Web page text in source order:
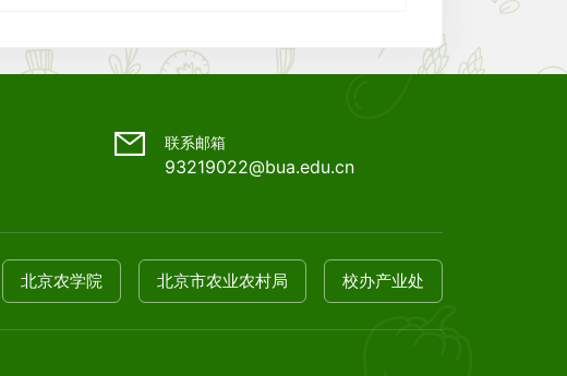
联系邮箱
93219022@bua.edu.cn
北京农学院 北京市农业农村局 校办产业处